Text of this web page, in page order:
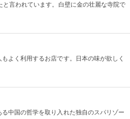
言われています。白壁に金の壮麗な寺院で
よく利用するお店です。日本の味が欲しく
中国の哲学を取り入れた独自のスパリゾー